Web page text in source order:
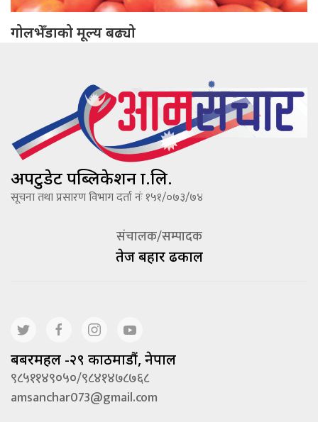
गोलभेँडाको मूल्य बढ्यो
अपटुडेट पब्लिकेशन प्रा.लि.
सूचना तथा प्रसारण विभाग दर्ता नंः १५१/०७३/७४
संचालक/सम्पादक
तेज बहादूर ढकाल
बबरमहल -२९ काठमाडौं, नेपाल
९८५११४९०५०/९८४१४७८७६८
amsanchar073@gmail.com